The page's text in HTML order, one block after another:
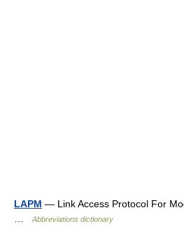
LAPM — Link Access Protocol For
Abbreviations dictionary